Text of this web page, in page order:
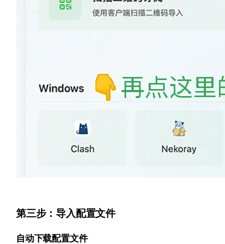
第三步：导入配置文件
自动下载配置文件